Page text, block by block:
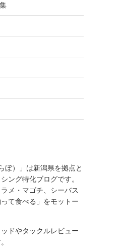
ぼ）」は新潟県を拠点と
ング特化ブログです。
メ・マゴチ、シーバス
て食べる」をモットー
ドやタックルレビュー